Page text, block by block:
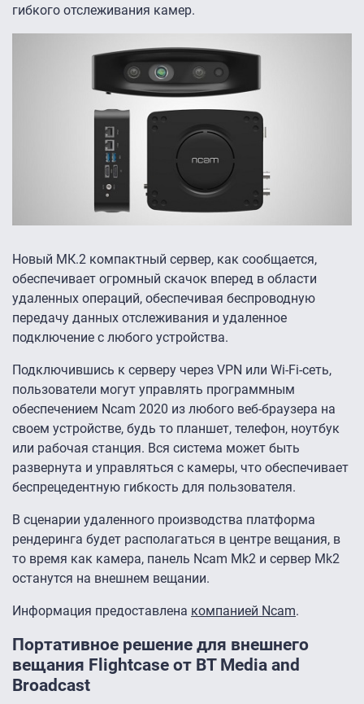
гибкого отслеживания камер.
Новый МК.2 компактный сервер, как сообщается,
обеспечивает огромный скачок вперед в области
удаленных операций, обеспечивая беспроводную
передачу данных отслеживания и удаленное
подключение с любого устройства.
Подключившись к серверу через VPN или Wi-Fi-сеть,
пользователи могут управлять программным
обеспечением Ncam 2020 из любого веб-браузера на
своем устройстве, будь то планшет, телефон, ноутбук
или рабочая станция. Вся система может быть
развернута и управляться с камеры, что обеспечивает
беспрецедентную гибкость для пользователя.
В сценарии удаленного производства платформа
рендеринга будет располагаться в центре вещания, в
то время как камера, панель Ncam Mk2 и сервер Mk2
останутся на внешнем вещании.
Информация предоставлена компанией Ncam.
Портативное решение для внешнего
вещания Flightcase от BT Media and
Broadcast